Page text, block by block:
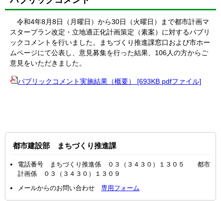
令和4年8月8日（月曜日）から30日（火曜日）まで都市計画マ
スタープラン改定・立地適正化計画策定（素案）に対するパブリ
ックコメントを行いました。まちづくり推進課窓口および市ホー
ムページにて公表し、意見募集を行った結果、106人の方からご
意見をいただきました。
パブリックコメント実施結果（概要） [693KB pdfファイル]
都市建設部 まちづくり推進課
電話番号 まちづくり推進係 ０３（３４３０）１３０５ 都市
計画係 ０３（３４３０）１３０９
メールからのお問い合わせ 専用フォーム